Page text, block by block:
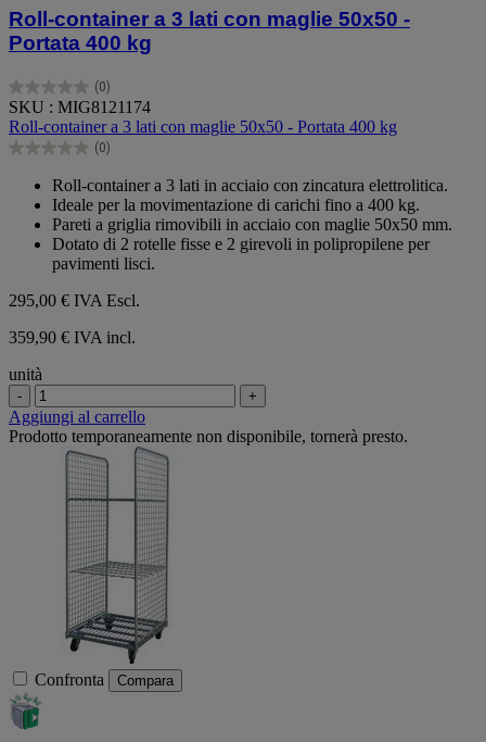
Roll-container a 3 lati con maglie 50x50 -
Portata 400 kg
(0)
0.0
su
5
stelle.
SKU : MIG8121174
Roll-container a 3 lati con maglie 50x50 - Portata 400 kg
(0)
0.0
Roll-container a 3 lati in acciaio con zincatura elettrolitica.
Ideale per la movimentazione di carichi fino a 400 kg.
Pareti a griglia rimovibili in acciaio con maglie 50x50 mm.
Dotato di 2 rotelle fisse e 2 girevoli in polipropilene per
pavimenti lisci.
295,00 € IVA Escl.
359,90 € IVA incl.
unità
- +
Aggiungi al carrello
Prodotto temporaneamente non disponibile, tornerà presto.
Confronta Compara